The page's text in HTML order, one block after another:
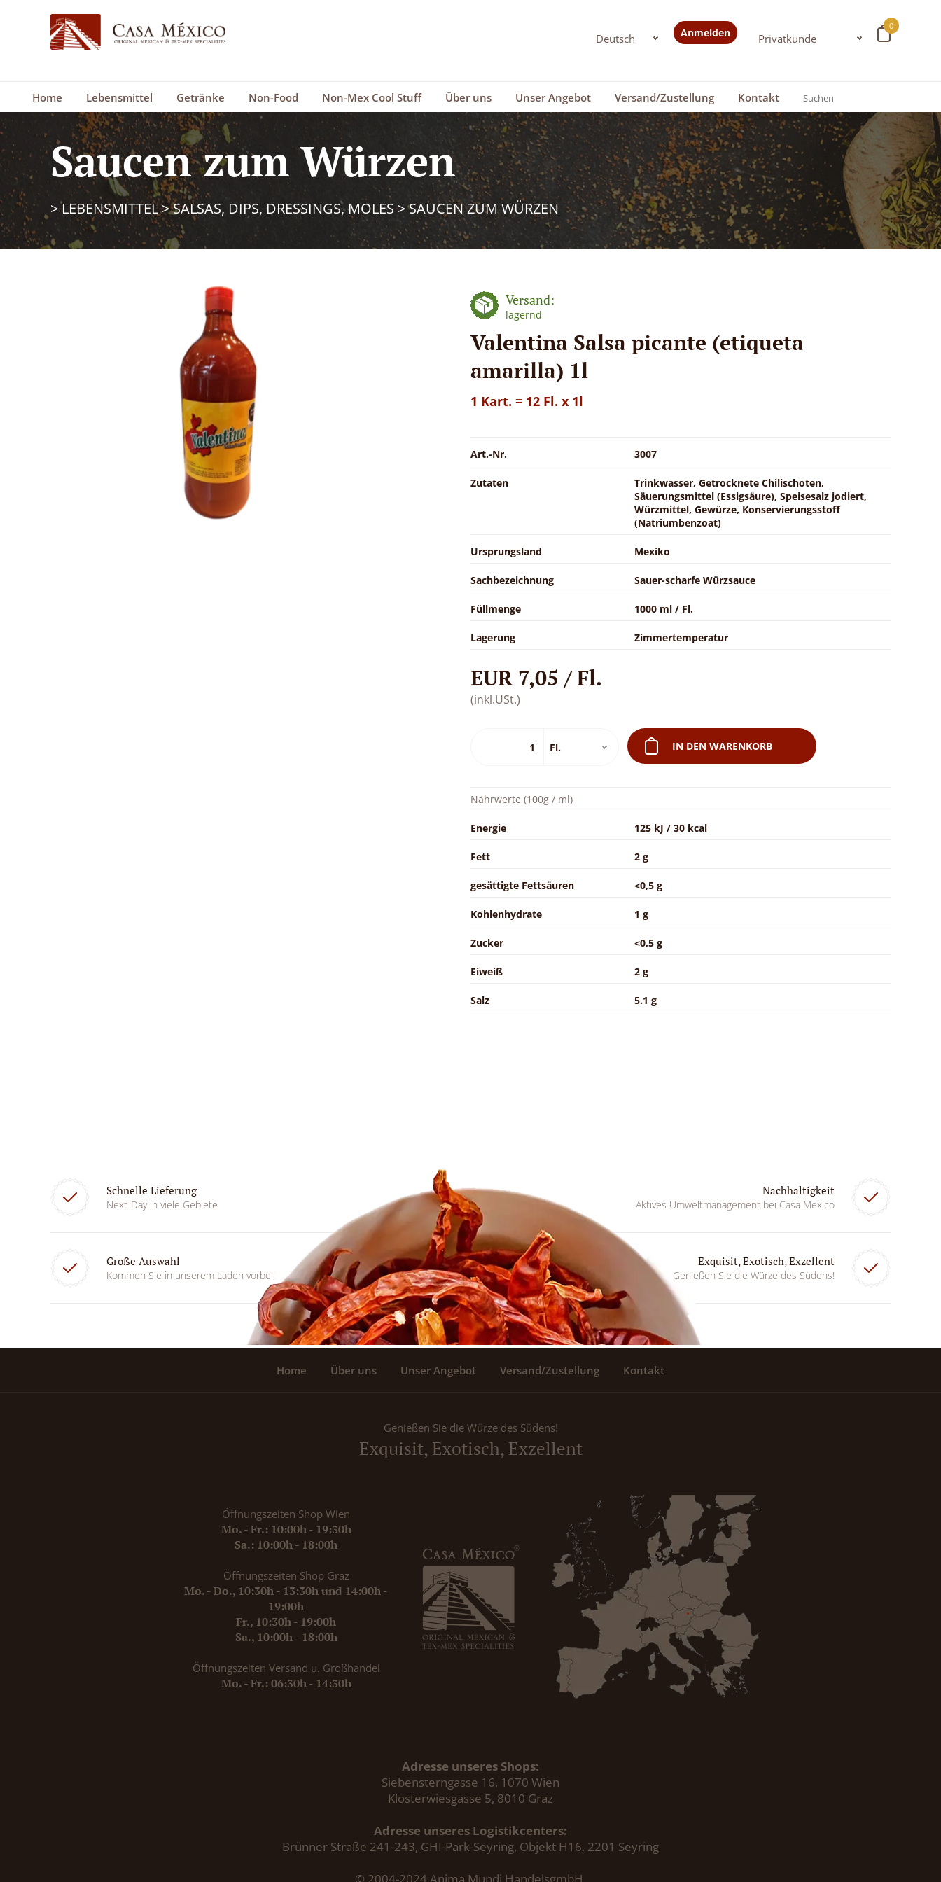
0
Anmelden
Home Lebensmittel Getränke Non-Food Non-Mex Cool Stuff Über uns Unser Angebot Versand/Zustellung Kontakt
Saucen zum Würzen
>LEBENSMITTEL>SALSAS, DIPS, DRESSINGS, MOLES>SAUCEN ZUM WÜRZEN
Versand:
lagernd
Valentina Salsa picante (etiqueta
amarilla) 1l
1 Kart. = 12 Fl. x 1l
Art.-Nr. 3007
Zutaten
Trinkwasser, Getrocknete Chilischoten,
Säuerungsmittel (Essigsäure), Speisesalz jodiert,
Würzmittel, Gewürze, Konservierungsstoff
(Natriumbenzoat)
Ursprungsland Mexiko
Sachbezeichnung Sauer-scharfe Würzsauce
Füllmenge 1000 ml / Fl.
Lagerung Zimmertemperatur
EUR 7,05 / Fl.
(inkl.USt.)
IN DEN WARENKORB
Nährwerte (100g / ml)
Energie 125 kJ / 30 kcal
Fett 2 g
gesättigte Fettsäuren <0,5 g
Kohlenhydrate 1 g
Zucker <0,5 g
Eiweiß 2 g
Salz 5.1 g
Schnelle Lieferung
Next-Day in viele Gebiete
Nachhaltigkeit
Aktives Umweltmanagement bei Casa Mexico
Große Auswahl
Kommen Sie in unserem Laden vorbei!
Exquisit, Exotisch, Exzellent
Genießen Sie die Würze des Südens!
Home Über uns Unser Angebot Versand/Zustellung Kontakt
Genießen Sie die Würze des Südens!
Exquisit, Exotisch, Exzellent
Öffnungszeiten Shop Wien
Mo. - Fr.: 10:00h - 19:30h
Sa.: 10:00h - 18:00h
Öffnungszeiten Shop Graz
Mo. - Do., 10:30h - 13:30h und 14:00h -
19:00h
Fr., 10:30h - 19:00h
Sa., 10:00h - 18:00h
Öffnungszeiten Versand u. Großhandel
Mo. - Fr.: 06:30h - 14:30h
Adresse unseres Shops:
Siebensterngasse 16, 1070 Wien
Klosterwiesgasse 5, 8010 Graz
Adresse unseres Logistikcenters:
Brünner Straße 241-243, GHI-Park-Seyring, Objekt H16, 2201 Seyring